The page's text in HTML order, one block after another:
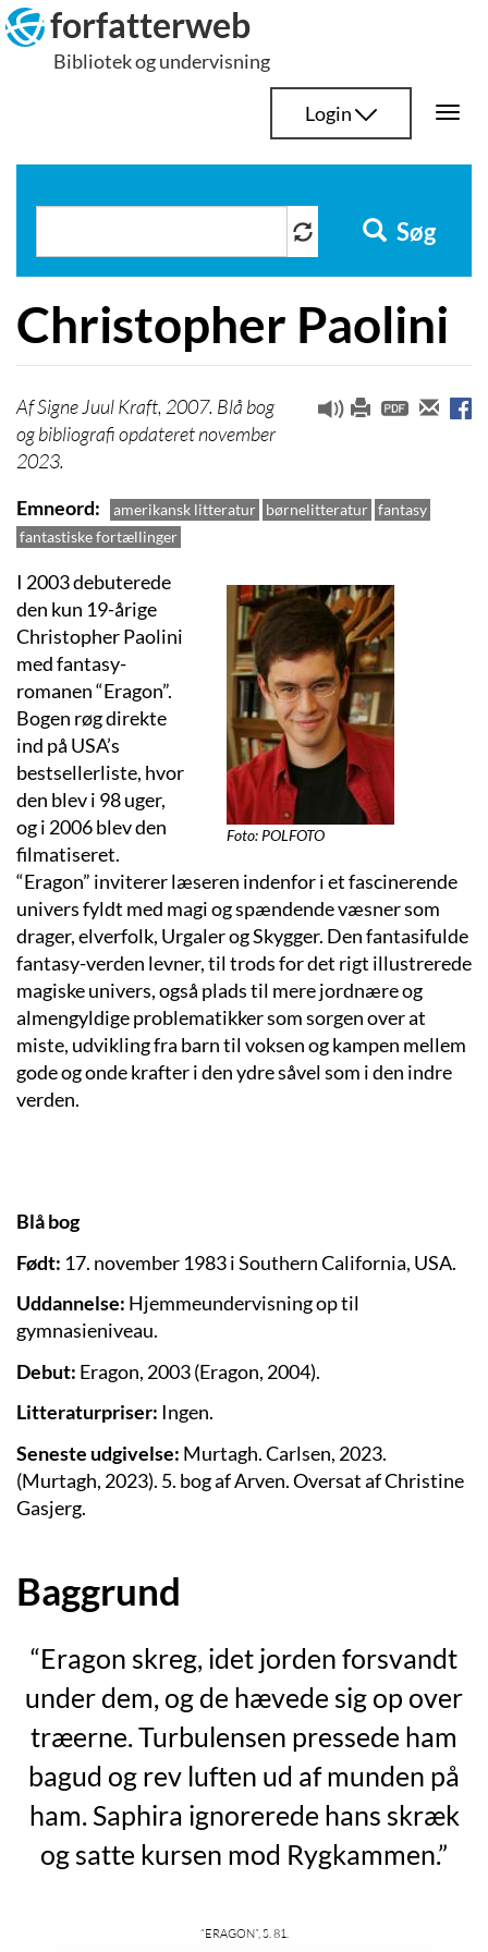
Hop
til
indhold
forfatterweb
Bibliotek og undervisning
Login
Søg
Christopher Paolini
Signe Juul Kraft, 2007. Blå bog
og bibliografi opdateret november
2023.
Emneord
amerikansk litteratur børnelitteratur fantasy
fantastiske fortællinger
Foto: POLFOTO
I 2003 debuterede
den kun 19-årige
Christopher Paolini
med fantasy-
romanen “Eragon”.
Bogen røg direkte
ind på USA’s
bestsellerliste, hvor
den blev i 98 uger,
og i 2006 blev den
filmatiseret.
“Eragon” inviterer læseren indenfor i et fascinerende
univers fyldt med magi og spændende væsner som
drager, elverfolk, Urgaler og Skygger. Den fantasifulde
fantasy-verden levner, til trods for det rigt illustrerede
magiske univers, også plads til mere jordnære og
almengyldige problematikker som sorgen over at
miste, udvikling fra barn til voksen og kampen mellem
gode og onde krafter i den ydre såvel som i den indre
verden.
Blå bog
Født: 17. november 1983 i Southern California, USA.
Uddannelse: Hjemmeundervisning op til
gymnasieniveau.
Debut: Eragon, 2003 (Eragon, 2004).
Litteraturpriser: Ingen.
Seneste udgivelse: Murtagh. Carlsen, 2023.
(Murtagh, 2023). 5. bog af Arven. Oversat af Christine
Gasjerg.
Baggrund
“Eragon skreg, idet jorden forsvandt
under dem, og de hævede sig op over
træerne. Turbulensen pressede ham
bagud og rev luften ud af munden på
ham. Saphira ignorerede hans skræk
og satte kursen mod Rygkammen.”
“Eragon”, s. 81.